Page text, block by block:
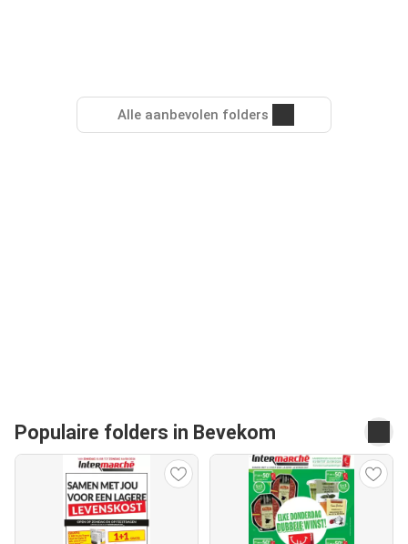
Alle aanbevolen folders
Populaire folders in Bevekom